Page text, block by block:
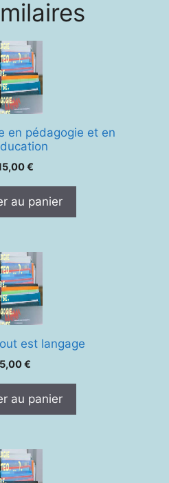
en pédagogie et en
€
au panier
est langage
5,00€
au panier